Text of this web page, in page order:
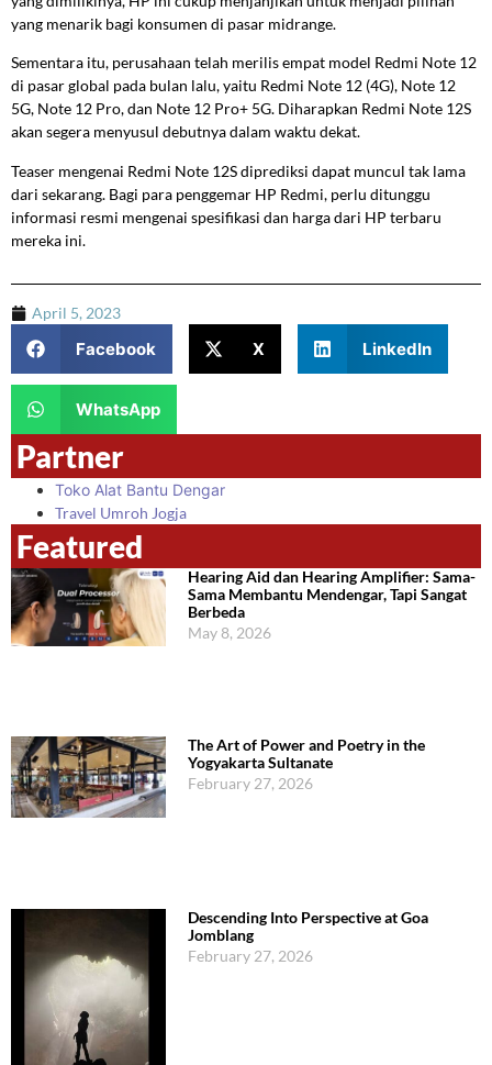
yang menarik bagi konsumen di pasar midrange.
Sementara itu, perusahaan telah merilis empat model Redmi Note 12
di pasar global pada bulan lalu, yaitu Redmi Note 12 (4G), Note 12
5G, Note 12 Pro, dan Note 12 Pro+ 5G. Diharapkan Redmi Note 12S
akan segera menyusul debutnya dalam waktu dekat.
Teaser mengenai Redmi Note 12S diprediksi dapat muncul tak lama
dari sekarang. Bagi para penggemar HP Redmi, perlu ditunggu
informasi resmi mengenai spesifikasi dan harga dari HP terbaru
mereka ini.
April 5, 2023
Facebook X LinkedIn
WhatsApp
Partner
Toko Alat Bantu Dengar
Travel Umroh Jogja
Featured
Hearing Aid dan Hearing Amplifier: Sama-
Sama Membantu Mendengar, Tapi Sangat
Berbeda
May 8, 2026
The Art of Power and Poetry in the
Yogyakarta Sultanate
February 27, 2026
Descending Into Perspective at Goa
Jomblang
February 27, 2026